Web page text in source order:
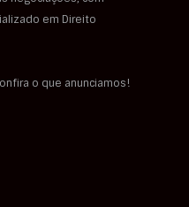
em Direito
o que anunciamos!